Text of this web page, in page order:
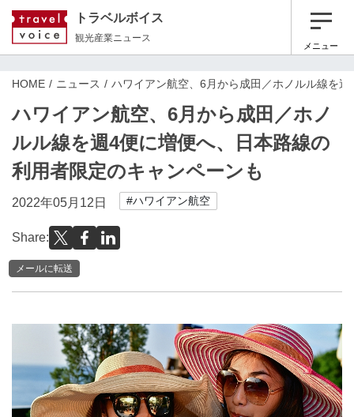
トラベルボイス
観光産業ニュース
メニュー
HOME ニュース ハワイアン航空、6月から成田／ホノルル線を
ハワイアン航空、6月から成田／ホノ
ルル線を週4便に増便へ、日本路線の
利用者限定のキャンペーンも
2022年05月12日 #ハワイアン航空
Share:
メールに転送